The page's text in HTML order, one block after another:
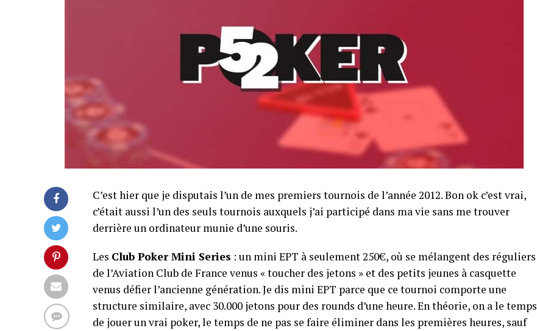
C’est hier que je disputais l’un de mes premiers tournois de l’année 2012. Bon ok c’est vrai,
c’était aussi l’un des seuls tournois auxquels j’ai participé dans ma vie sans me trouver
derrière un ordinateur munie d’une souris.
Les Club Poker Mini Series : un mini EPT à seulement 250€, où se mélangent des réguliers
de l’Aviation Club de France venus « toucher des jetons » et des petits jeunes à casquette
venus défier l’ancienne génération. Je dis mini EPT parce que ce tournoi comporte une
structure similaire, avec 30.000 jetons pour des rounds d’une heure. En théorie, on a le temps
de jouer un vrai poker, le temps de ne pas se faire éliminer dans les premières heures, sauf